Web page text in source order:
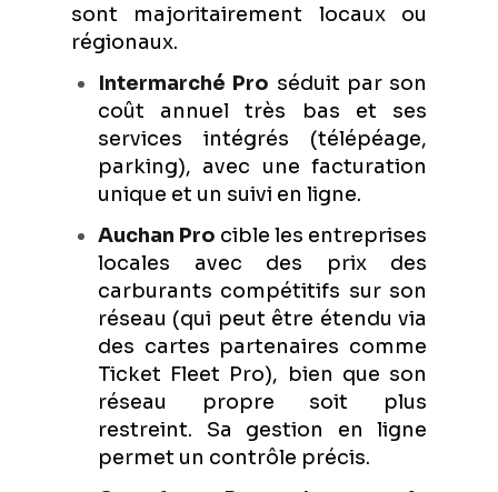
sont majoritairement locaux ou
régionaux.
Intermarché Pro séduit par son
coût annuel très bas et ses
services intégrés (télépéage,
parking), avec une facturation
unique et un suivi en ligne.
Auchan Pro cible les entreprises
locales avec des prix des
carburants compétitifs sur son
réseau (qui peut être étendu via
des cartes partenaires comme
Ticket Fleet Pro), bien que son
réseau propre soit plus
restreint. Sa gestion en ligne
permet un contrôle précis.